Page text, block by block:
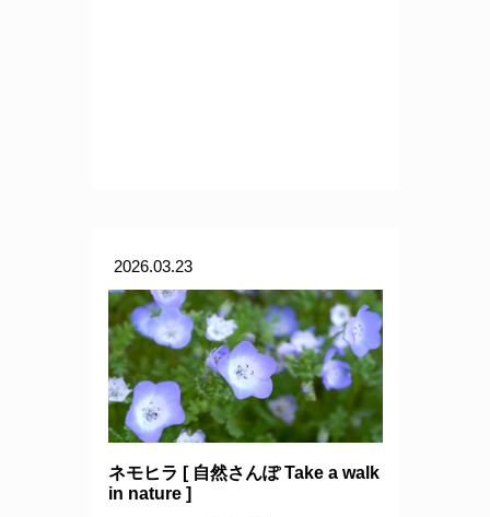
2026.03.23
ネモヒラ [ 自然さんぽ Take a walk
in nature ]